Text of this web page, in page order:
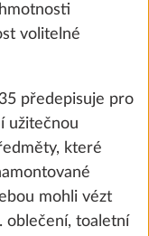
1,5 kg
7 900 Kč
volitelné
předepisuje pro
užitečnou
které
mohli vézt
oblečení, toaletní